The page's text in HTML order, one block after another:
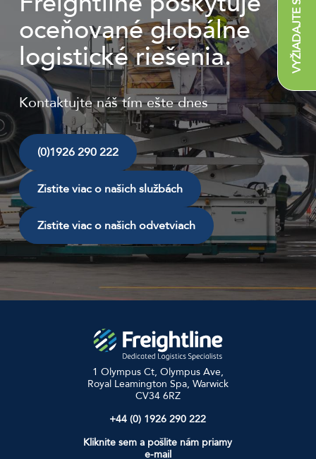
oceňované globálne
logistické riešenia.
Kontaktujte náš tím ešte dnes
(0)1926 290 222
Zistite viac o našich službách
Zistite viac o našich odvetviach
1 Olympus Ct, Olympus Ave,
Royal Leamington Spa, Warwick
CV34 6RZ
+44 (0) 1926 290 222
Kliknite sem a pošlite nám priamy
e-mail